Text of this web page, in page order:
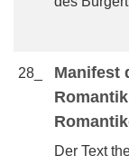
28_
Manifest
Der Text